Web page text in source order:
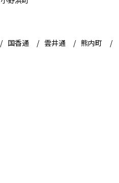
国香通 雲井通 熊内町